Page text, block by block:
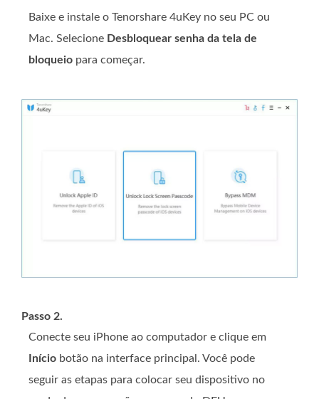
Baixe e instale o Tenorshare 4uKey no seu PC ou
Mac. Selecione Desbloquear senha da tela de
bloqueio para começar.
Passo 2.
Conecte seu iPhone ao computador e clique em
Início botão na interface principal. Você pode
seguir as etapas para colocar seu dispositivo no